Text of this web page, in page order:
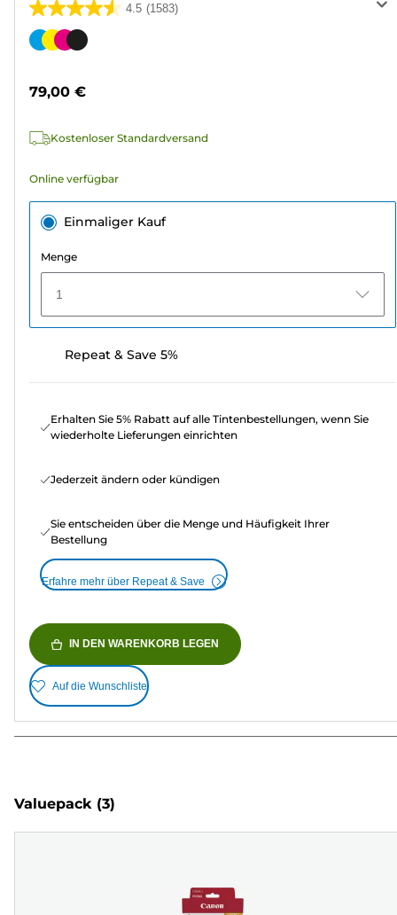
4.5 (1583)
4.5
von
1583
Farbpatrone
79,00 €
Kostenloser Standardversand
Online verfügbar
Einmaliger Kauf
Menge
1
Repeat & Save 5%
Erhalten Sie 5% Rabatt auf alle Tintenbestellungen, wenn Sie
wiederholte Lieferungen einrichten
Jederzeit ändern oder kündigen
Sie entscheiden über die Menge und Häufigkeit Ihrer
Bestellung
Erfahre mehr über Repeat & Save
IN DEN WARENKORB LEGEN
Auf die Wunschliste
Valuepack (3)